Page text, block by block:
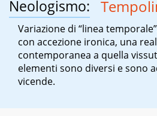
Neologismo:
Variazione di “linea
con accezione ironica, una
contemporanea a quella
elementi sono diversi e sono
vicende.